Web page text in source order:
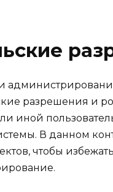
разрешения и
иной
В данном
чтобы